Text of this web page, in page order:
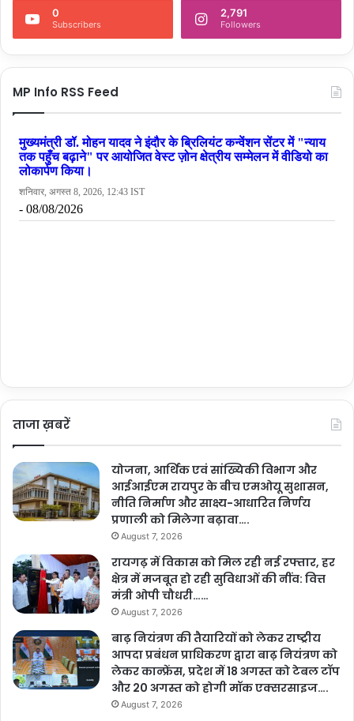
0
Subscribers
2,791
Followers
MP Info RSS Feed
ताजा ख़बरें
योजना, आर्थिक एवं सांख्यिकी विभाग और
आईआईएम रायपुर के बीच एमओयू सुशासन,
नीति निर्माण और साक्ष्य-आधारित निर्णय
प्रणाली को मिलेगा बढ़ावा….
August 7, 2026
रायगढ़ में विकास को मिल रही नई रफ्तार, हर
क्षेत्र में मजबूत हो रही सुविधाओं की नींव: वित्त
मंत्री ओपी चौधरी……
August 7, 2026
बाढ़ नियंत्रण की तैयारियों को लेकर राष्ट्रीय
आपदा प्रबंधन प्राधिकरण द्वारा बाढ़ नियंत्रण को
लेकर कान्फ्रेंस, प्रदेश में 18 अगस्त को टेबल टॉप
और 20 अगस्त को होगी मॉक एक्सरसाइज….
August 7, 2026